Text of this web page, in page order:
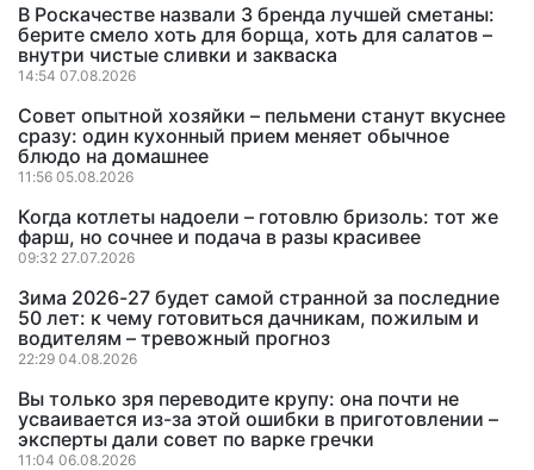
В Роскачестве назвали 3 бренда лучшей сметаны:
берите смело хоть для борща, хоть для салатов –
внутри чистые сливки и закваска
14:54 07.08.2026
Совет опытной хозяйки – пельмени станут вкуснее
сразу: один кухонный прием меняет обычное
блюдо на домашнее
11:56 05.08.2026
Когда котлеты надоели – готовлю бризоль: тот же
фарш, но сочнее и подача в разы красивее
09:32 27.07.2026
Зима 2026-27 будет самой странной за последние
50 лет: к чему готовиться дачникам, пожилым и
водителям – тревожный прогноз
22:29 04.08.2026
Вы только зря переводите крупу: она почти не
усваивается из-за этой ошибки в приготовлении –
эксперты дали совет по варке гречки
11:04 06.08.2026